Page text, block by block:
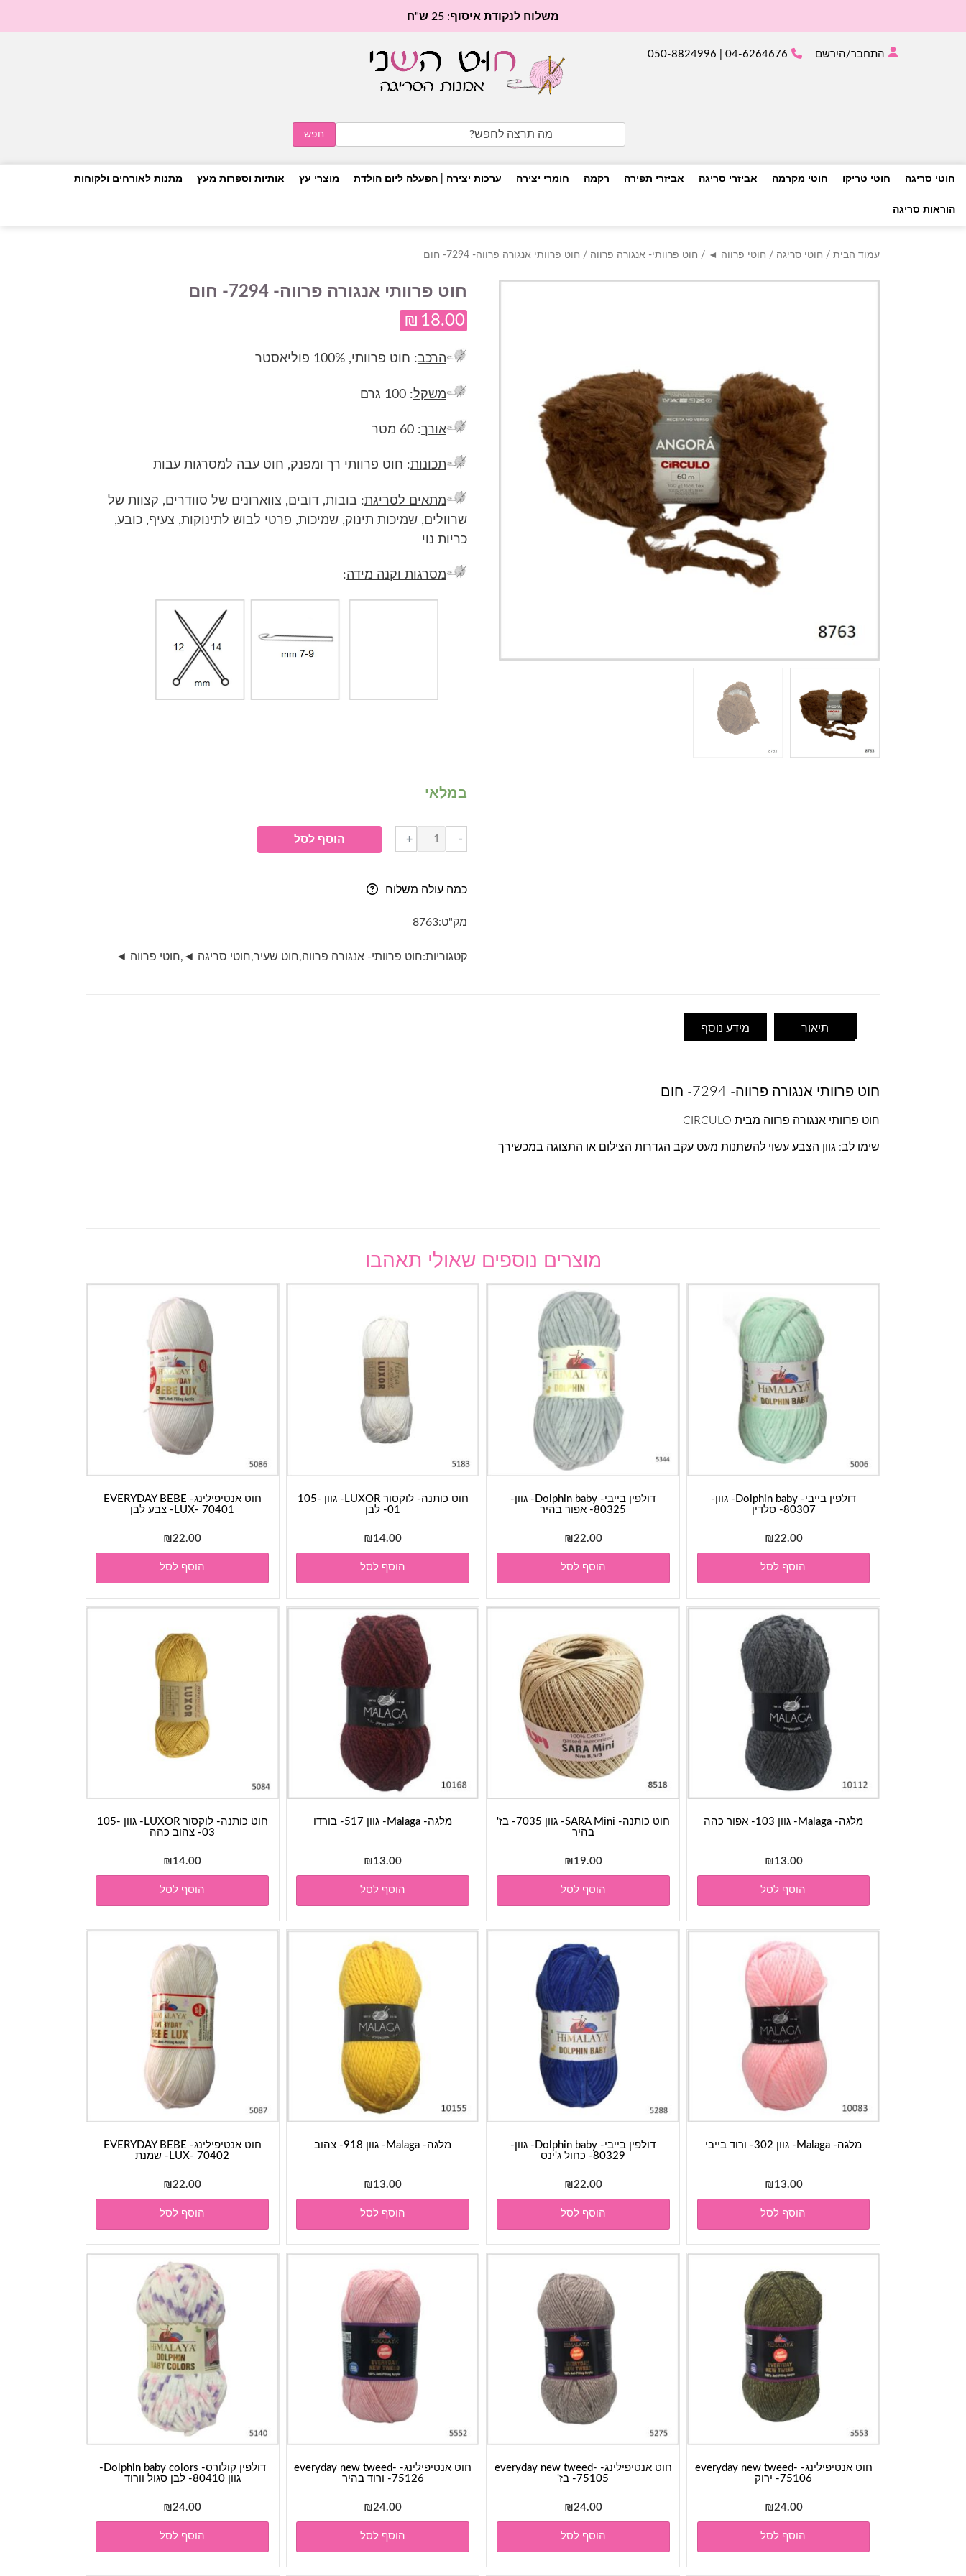
משלוח לנקודת איסוף: 25 ש"ח
for:
התחבר/הירשם 04-6264676 | 050-8824996
חוטי סריגה חוטי טריקו חוטי מקרמה אביזרי סריגה אביזרי תפירה רקמה חומרי יצירה ערכות יצירה | הפעלה ליום הולדת מוצרי עץ אותיות וספרות מעץ מתנות לאורחים ולקוחות
הוראות סריגה
עמוד הבית / חוטי סריגה / חוטי פרווה ◄ / חוט פרוותי- אנגורה פרווה / חוט פרוותי אנגורה פרווה- 7294- חום
חוט פרוותי אנגורה פרווה- 7294- חום
₪ 18.00
הרכב: חוט פרוותי, 100% פוליאסטר
משקל: 100 גרם
אורך: 60 מטר
תכונות: חוט פרוותי רך ומפנק, חוט עבה למסרגות עבות
מתאים לסריגת: בובות, דובים, צווארונים של סוודרים, קצוות של
שרוולים, שמיכות תינוק, שמיכות, פרטי לבוש לתינוקות, צעיף, כובע,
כריות נוי
מסרגות וקנה מידה:
במלאי
-
כמות
של
פרוותי
פרווה-
חום
+ הוסף לסל
כמה עולה משלוח
מק"ט:8763
קטגוריות:חוט פרוותי- אנגורה פרווה,חוט שעיר,חוטי סריגה ◄ ,חוטי פרווה ◄
תיאור מידע נוסף
חוט פרוותי אנגורה פרווה- 7294- חום
חוט פרוותי אנגורה פרווה מבית CIRCULO
שימו לב: גוון הצבע עשוי להשתנות מעט עקב הגדרות הצילום או התצוגה במכשירך
מוצרים נוספים שאולי תאהבו
חוט אנטיפילינג- EVERYDAY BEBE
LUX- 70401- צבע לבן
₪22.00
הוסף לסל
חוט כותנה- לוקסור LUXOR- גוון 105-
01- לבן
₪14.00
הוסף לסל
דולפין בייבי- Dolphin baby- גוון-
80325- אפור בהיר
₪22.00
הוסף לסל
דולפין בייבי- Dolphin baby- גוון-
80307- סלדין
₪22.00
הוסף לסל
חוט כותנה- לוקסור LUXOR- גוון 105-
03- צהוב כהה
₪14.00
הוסף לסל
מלגה- Malaga- גוון 517- בורדו
₪13.00
הוסף לסל
חוט כותנה- SARA Mini- גוון 7035- בז'
בהיר
₪19.00
הוסף לסל
מלגה- Malaga- גוון 103- אפור כהה
₪13.00
הוסף לסל
חוט אנטיפילינג- EVERYDAY BEBE
LUX- 70402- שמנת
₪22.00
הוסף לסל
מלגה- Malaga- גוון 918- צהוב
₪13.00
הוסף לסל
דולפין בייבי- Dolphin baby- גוון-
80329- כחול ג'ינס
₪22.00
הוסף לסל
מלגה- Malaga- גוון 302- ורוד בייבי
₪13.00
הוסף לסל
דולפין קולורס- Dolphin baby colors-
גוון 80410- לבן סגול וורוד
₪24.00
הוסף לסל
חוט אנטיפילינג- everyday new tweed-
75126- ורוד בהיר
₪24.00
הוסף לסל
חוט אנטיפילינג- everyday new tweed-
75105- בז'
₪24.00
הוסף לסל
חוט אנטיפילינג- everyday new tweed-
75106- ירוק
₪24.00
הוסף לסל